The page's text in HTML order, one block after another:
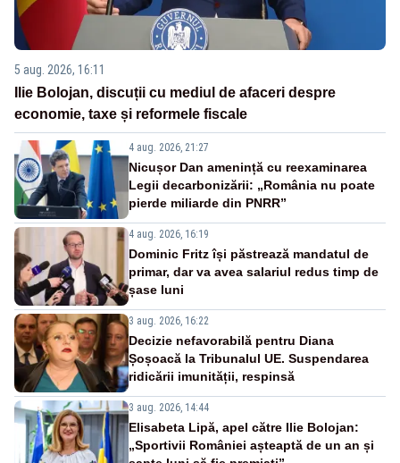
5 aug. 2026, 16:11
Ilie Bolojan, discuții cu mediul de afaceri despre
economie, taxe și reformele fiscale
4 aug. 2026, 21:27
Nicușor Dan amenință cu reexaminarea
Legii decarbonizării: „România nu poate
pierde miliarde din PNRR”
4 aug. 2026, 16:19
Dominic Fritz își păstrează mandatul de
primar, dar va avea salariul redus timp de
șase luni
3 aug. 2026, 16:22
Decizie nefavorabilă pentru Diana
Șoșoacă la Tribunalul UE. Suspendarea
ridicării imunității, respinsă
3 aug. 2026, 14:44
Elisabeta Lipă, apel către Ilie Bolojan:
„Sportivii României așteaptă de un an și